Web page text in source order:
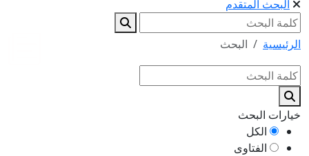
البحث المتقدم
الرئيسية البحث
خيارات البحث
الكل
الفتاوى